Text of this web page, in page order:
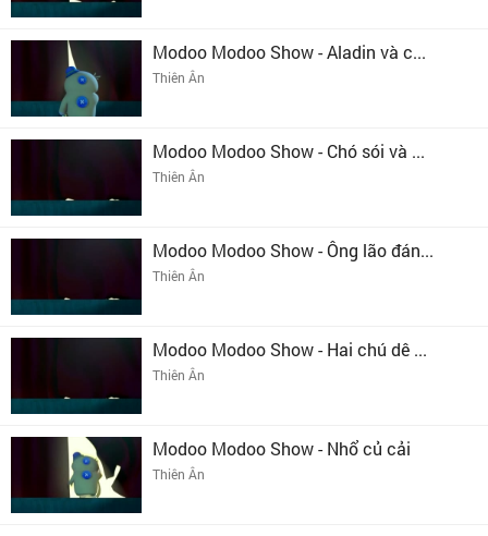
Modoo Modoo Show - Aladin và c...
Thiên Ân
Modoo Modoo Show - Chó sói và ...
Thiên Ân
Modoo Modoo Show - Ông lão đán...
Thiên Ân
Modoo Modoo Show - Hai chú dê ...
Thiên Ân
Modoo Modoo Show - Nhổ củ cải
Thiên Ân